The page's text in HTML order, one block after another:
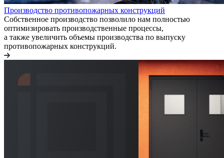
Производство противопожарных конструкций
Собственное производство позволило нам полностью
оптимизировать производственные процессы,
а также увеличить объемы производства по выпуску
противопожарных конструкций.